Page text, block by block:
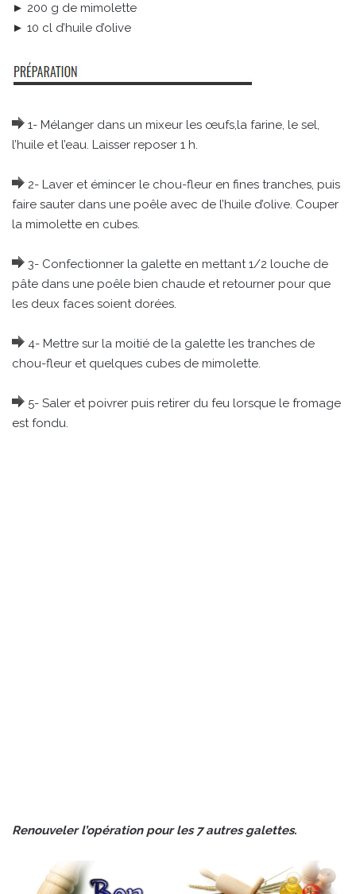
► 200 g de mimolette
► 10 cl d’huile d’olive
1- Mélanger dans un mixeur les œufs,la farine, le sel,
l’huile et l’eau. Laisser reposer 1 h.
2- Laver et émincer le chou-fleur en fines tranches, puis
faire sauter dans une poêle avec de l’huile d’olive. Couper
la mimolette en cubes.
3- Confectionner la galette en mettant 1/2 louche de
pâte dans une poêle bien chaude et retourner pour que
les deux faces soient dorées.
4- Mettre sur la moitié de la galette les tranches de
chou-fleur et quelques cubes de mimolette.
5- Saler et poivrer puis retirer du feu lorsque le fromage
est fondu.
Renouveler l’opération pour les 7 autres galettes.